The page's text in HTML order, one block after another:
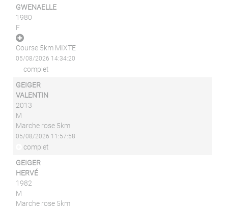
GWENAELLE
1980
F
Course 5km MIXTE
05/08/2026 14:34:20
complet
GEIGER
VALENTIN
2013
M
Marche rose 5km
05/08/2026 11:57:58
complet
GEIGER
HERVÉ
1982
M
Marche rose 5km